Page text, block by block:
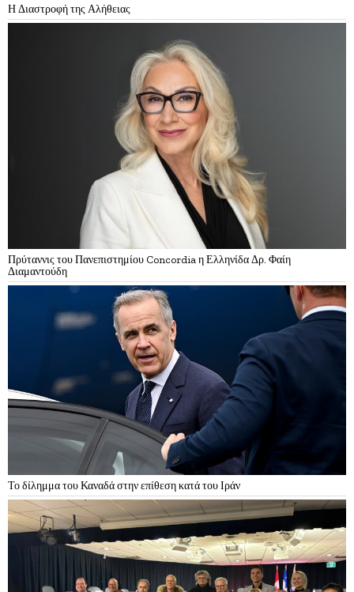
Η Διαστροφή της Αλήθειας
Πρύταννις του Πανεπιστημίου Concordia η Ελληνίδα Δρ. Φαίη
Διαμαντούδη
Το δίλημμα του Καναδά στην επίθεση κατά του Ιράν